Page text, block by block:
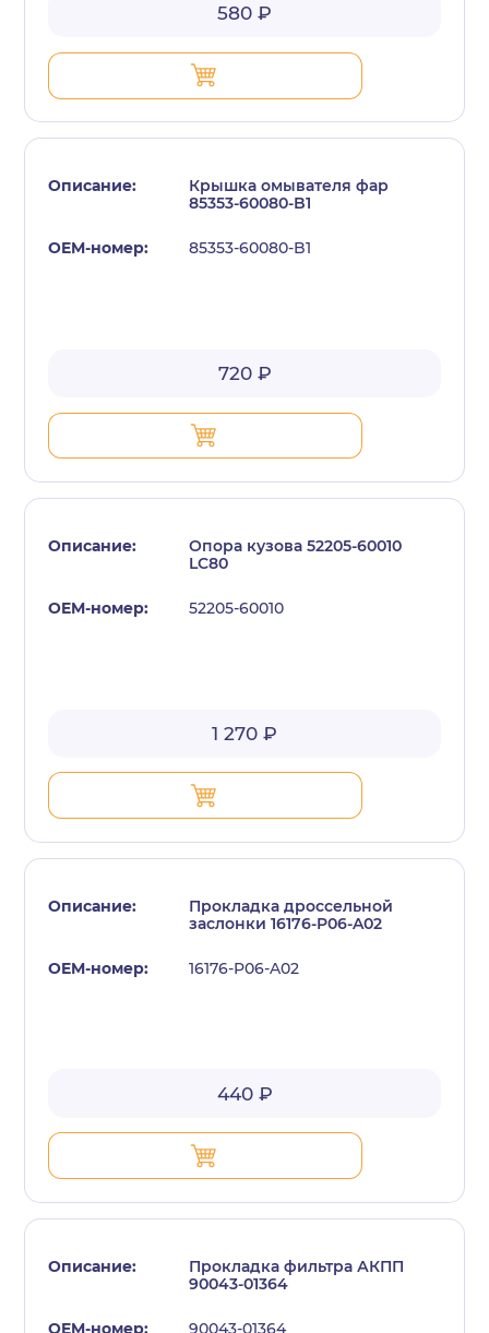
580 ₽
Крышка омывателя фар
85353-60080-B1
85353-60080-B1
720 ₽
Опора кузова 52205-60010
LC80
52205-60010
1 270 ₽
Прокладка дроссельной
заслонки 16176-P06-A02
16176-P06-A02
440 ₽
Прокладка фильтра АКПП
90043-01364
90043-01364